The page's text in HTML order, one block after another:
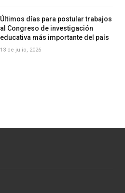
Últimos días para postular trabajos
al Congreso de investigación
educativa más importante del país
13 de julio, 2026